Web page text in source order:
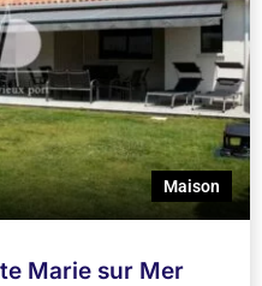
Maison
Marie sur Mer